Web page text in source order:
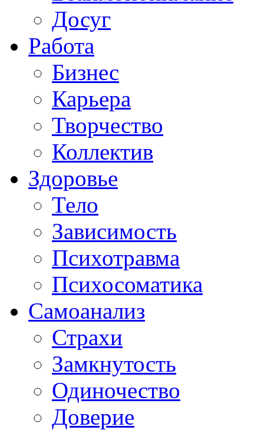
Досуг
Работа
Бизнес
Карьера
Творчество
Коллектив
Здоровье
Тело
Зависимость
Психотравма
Психосоматика
Самоанализ
Страхи
Замкнутость
Одиночество
Доверие